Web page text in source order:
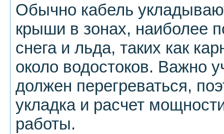
Обычно кабель
крыши в зонах, наиболее
снега и льда, таких как
около водостоков. Важно
должен перегреваться,
укладка и расчет
работы.